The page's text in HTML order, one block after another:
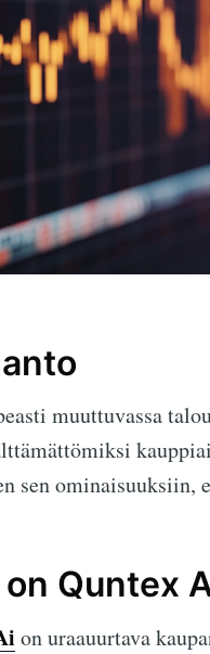
muuttuvassa
sen ominaisuuksiin,
Quntex
on uraauurtava